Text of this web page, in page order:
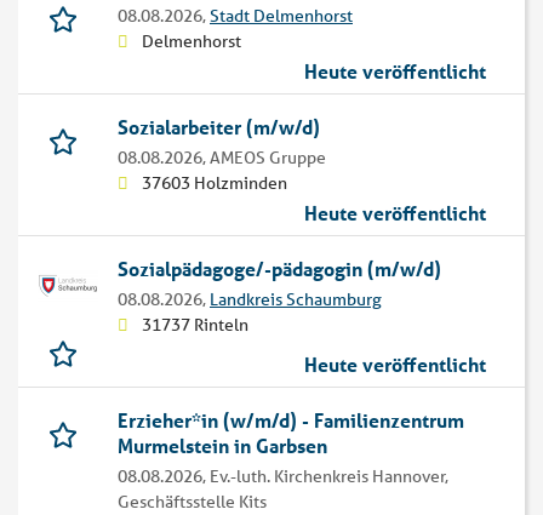
08.08.2026,Stadt Delmenhorst
Delmenhorst
Heute veröffentlicht
Sozialarbeiter (m/w/d)
08.08.2026,AMEOS Gruppe
37603 Holzminden
Heute veröffentlicht
Sozialpädagoge/-pädagogin (m/w/d)
08.08.2026, Landkreis Schaumburg
31737 Rinteln
Heute veröffentlicht
Erzieher*in (w/m/d) - Familienzentrum
Murmelstein in Garbsen
08.08.2026, Ev.-luth. Kirchenkreis Hannover,
Geschäftsstelle Kits